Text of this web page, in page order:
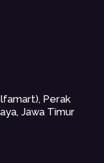
Perak
Jawa Timur